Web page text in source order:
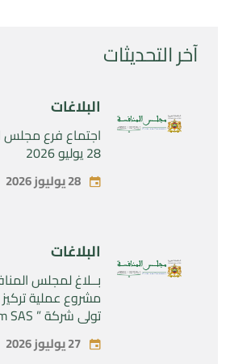
آخر التحديثات
البلاغات
اجتماع فرع مجلس
28 يوليو 2026
28 يوليوز 2026
البلاغات
بــلاغ لمجلس
مشروع عملية
المراقبة الحصرية
المتعلقة بالمنتجين
27 يوليوز 2026